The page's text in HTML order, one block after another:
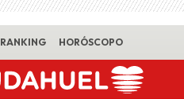
RANKING HORÓSCOPO